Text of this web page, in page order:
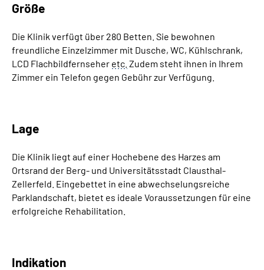
Größe
Die Klinik verfügt über 280 Betten. Sie bewohnen
freundliche Einzelzimmer mit Dusche, WC, Kühlschrank,
LCD Flachbildfernseher etc. Zudem steht ihnen in Ihrem
Zimmer ein Telefon gegen Gebühr zur Verfügung.
Lage
Die Klinik liegt auf einer Hochebene des Harzes am
Ortsrand der Berg- und Universitätsstadt Clausthal-
Zellerfeld. Eingebettet in eine abwechselungsreiche
Parklandschaft, bietet es ideale Voraussetzungen für eine
erfolgreiche Rehabilitation.
Indikation